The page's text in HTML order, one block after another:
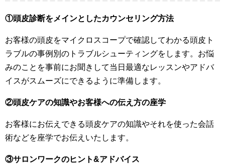
①頭皮診断をメインとしたカウンセリング方法
お客様の頭皮をマイクロスコープで確認してわかる頭皮ト
ラブルの事例別のトラブルシューティングをします。お悩
みのことを事前にお聞きして当日最適なレッスンやアドバ
イスがスムーズにできるように準備します。
②頭皮ケアの知識やお客様への伝え方の座学
お客様にお伝えできる頭皮ケアの知識やそれを使った会話
術などを座学でお伝えいたします。
③サロンワークのヒント&アドバイス